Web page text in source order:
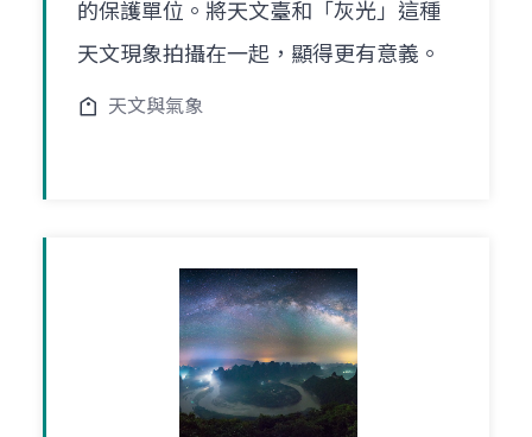
的保護單位。將天文臺和「灰光」這種
天文現象拍攝在一起，顯得更有意義。
天文與氣象